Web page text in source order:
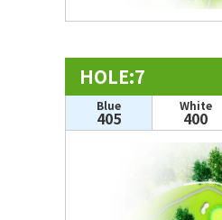
HOLE:7
Blue
405
White
400